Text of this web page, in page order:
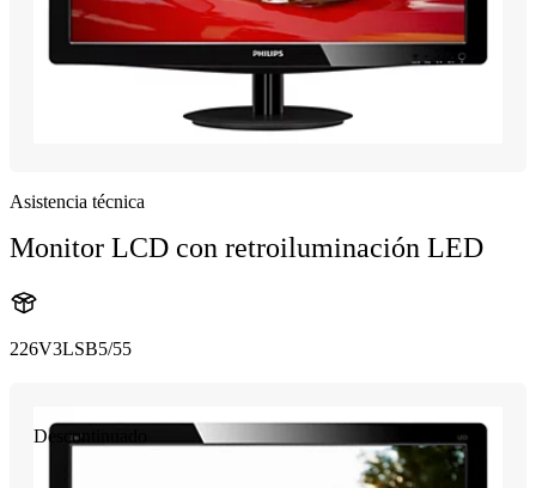
Asistencia técnica
Monitor LCD con retroiluminación LED
226V3LSB5/55
Descontinuado